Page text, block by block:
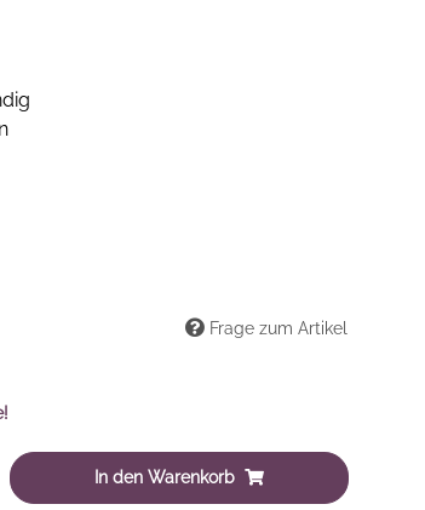
Frage zum Artikel
In den Warenkorb